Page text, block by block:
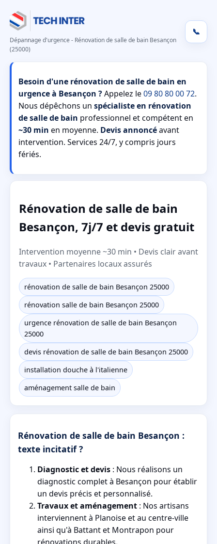
Dépannage d'urgence - Rénovation de salle de bain Besançon
(25000)
📞
Besoin d'une rénovation de salle de bain en
urgence à Besançon ?Appelez le09 80 80 00 72.
Nous dépêchons un spécialiste en rénovation
de salle de bain professionnel et compétent en
~30 min en moyenne. Devis annoncéavant
intervention. Services 24/7, y compris jours
fériés.
Rénovation de salle de bain
Besançon, 7j/7 et devis gratuit
Intervention moyenne ~30 min • Devis clair avant
travaux • Partenaires locaux assurés
rénovation de salle de bain Besançon 25000
rénovation salle de bain Besançon 25000
urgence rénovation de salle de bain Besançon
25000
devis rénovation de salle de bain Besançon 25000
installation douche à l'italienne
aménagement salle de bain
Rénovation de salle de bain Besançon :
texte incitatif ?
Diagnostic et devis : Nous réalisons un
diagnostic complet à Besançon pour établir
un devis précis et personnalisé.
Travaux et aménagement : Nos artisans
interviennent à Planoise et au centre-ville
ainsi qu'à Battant et Montrapon pour